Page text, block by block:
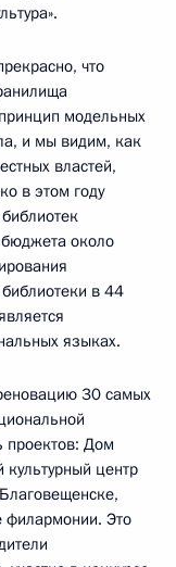
что
модельных
и мы видим, как
властей,
в этом году
около
в 44
языках.
30 самых
проектов: Дом
культурный центр
филармонии. Это